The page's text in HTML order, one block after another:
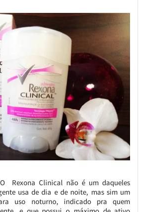
Rexona Clinical não é um daqueles
usa de dia e de noite, mas sim um
uso noturno, indicado pra quem